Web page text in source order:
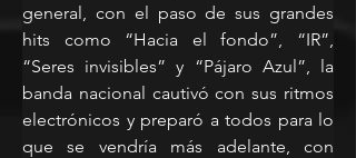
general, con el paso de sus grandes
hits como “Hacia el fondo”, “IR”,
“Seres invisibles” y “Pájaro Azul”, la
banda nacional cautivó con sus ritmos
electrónicos y preparó a todos para lo
que se vendría más adelante, con